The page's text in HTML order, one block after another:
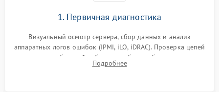
1. Первичная диагностика
Визуальный осмотр сервера, сбор данных и анализ
аппаратных логов ошибок (IPMI, iLO, iDRAC). Проверка цепей
питания и базовой работоспособности без вскрытия
корпуса для быстрой локализации сбоя.
Подробнее